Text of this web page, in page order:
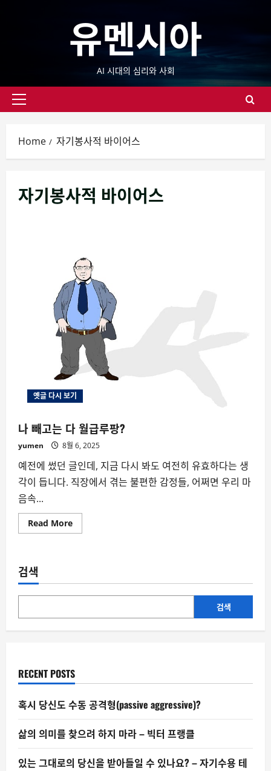
유멘시아
AI 시대의 심리와 사회
Primary
Home 자기봉사적 바이어스
자기봉사적 바이어스
옛글 다시 보기
나 빼고는 다 월급루팡?
yumen 8월 6, 2025
예전에 썼던 글인데, 지금 다시 봐도 여전히 유효하다는 생
각이 듭니다. 직장에서 겪는 불편한 감정들, 어쩌면 우리 마
음속...
Read MoreRead
more
다
급
팡?
검색
검색
RECENT POSTS
혹시 당신도 수동 공격형(passive aggressive)?
삶의 의미를 찾으려 하지 마라 – 빅터 프랭클
있는 그대로의 당신을 받아들일 수 있나요? – 자기수용 테